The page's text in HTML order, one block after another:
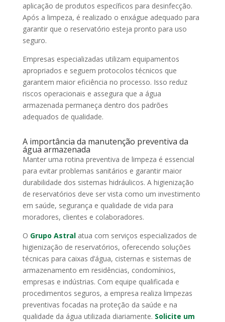
aplicação de produtos específicos para desinfecção.
Após a limpeza, é realizado o enxágue adequado para
garantir que o reservatório esteja pronto para uso
seguro.
Empresas especializadas utilizam equipamentos
apropriados e seguem protocolos técnicos que
garantem maior eficiência no processo. Isso reduz
riscos operacionais e assegura que a água
armazenada permaneça dentro dos padrões
adequados de qualidade.
A importância da manutenção preventiva da
água armazenada
Manter uma rotina preventiva de limpeza é essencial
para evitar problemas sanitários e garantir maior
durabilidade dos sistemas hidráulicos. A higienização
de reservatórios deve ser vista como um investimento
em saúde, segurança e qualidade de vida para
moradores, clientes e colaboradores.
O Grupo Astralatua com serviços especializados de
higienização de reservatórios, oferecendo soluções
técnicas para caixas d’água, cisternas e sistemas de
armazenamento em residências, condomínios,
empresas e indústrias. Com equipe qualificada e
procedimentos seguros, a empresa realiza limpezas
preventivas focadas na proteção da saúde e na
qualidade da água utilizada diariamente. Solicite um